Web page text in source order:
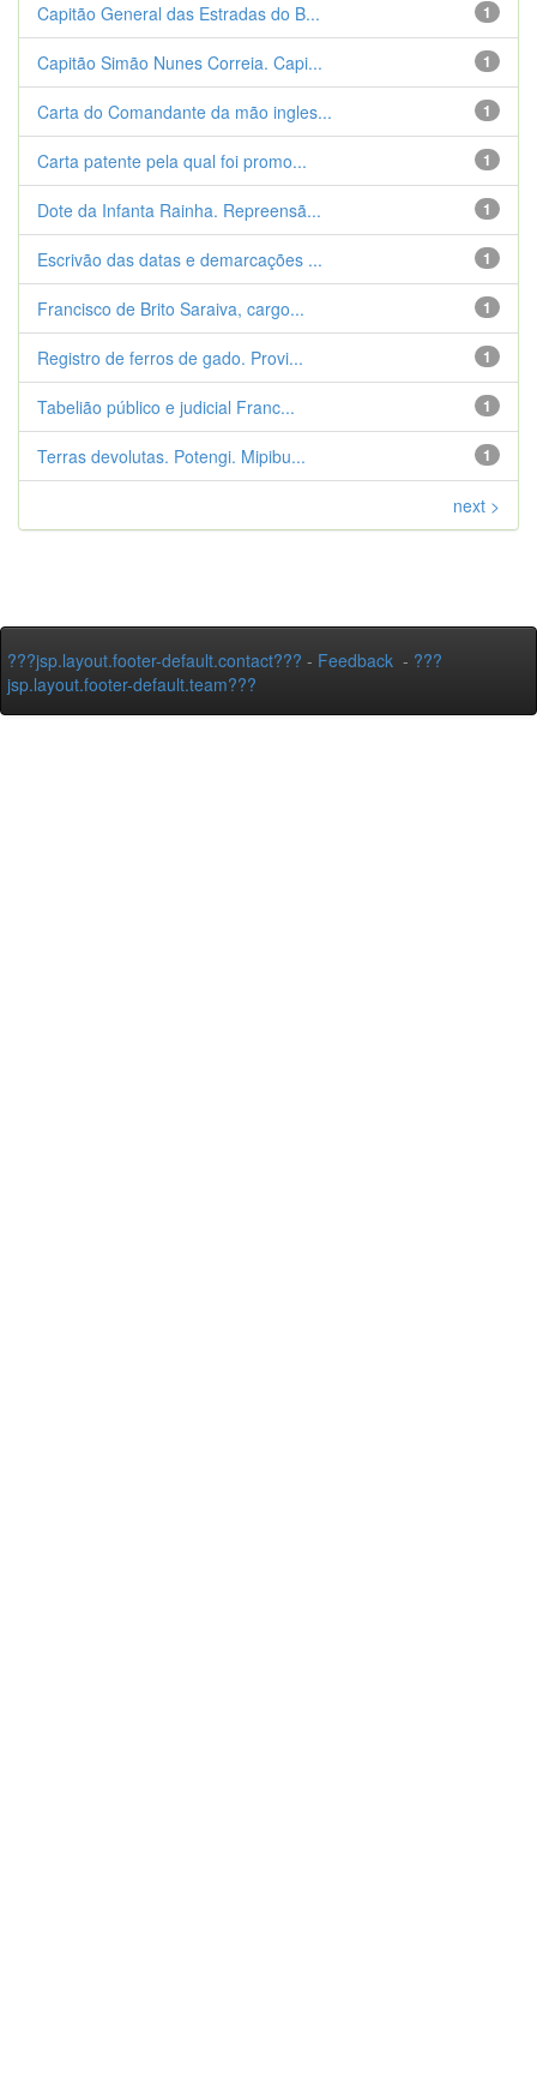
1
Capitão General das Estradas do B...
1
Capitão Simão Nunes Correia. Capi...
1
Carta do Comandante da mão ingles...
1
Carta patente pela qual foi promo...
1
Dote da Infanta Rainha. Repreensã...
1
Escrivão das datas e demarcações ...
1
Francisco de Brito Saraiva, cargo...
1
Registro de ferros de gado. Provi...
1
Tabelião público e judicial Franc...
1
Terras devolutas. Potengi. Mipibu...
next >
???jsp.layout.footer-default.contact??? - Feedback - ???
jsp.layout.footer-default.team???